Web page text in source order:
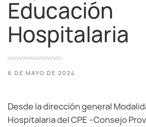
Educación
Hospitalaria
6 DE MAYO DE 2024
Desde la dirección general
Hospitalaria del CPE –Consejo